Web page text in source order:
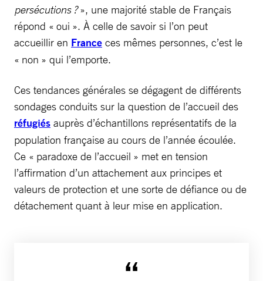
persécutions ?», une majorité stable de Français
répond « oui ». À celle de savoir si l’on peut
accueillir en France ces mêmes personnes, c’est le
« non » qui l’emporte.
Ces tendances générales se dégagent de différents
sondages conduits sur la question de l’accueil des
réfugiés auprès d’échantillons représentatifs de la
population française au cours de l’année écoulée.
Ce « paradoxe de l’accueil » met en tension
l’affirmation d’un attachement aux principes et
valeurs de protection et une sorte de défiance ou de
détachement quant à leur mise en application.